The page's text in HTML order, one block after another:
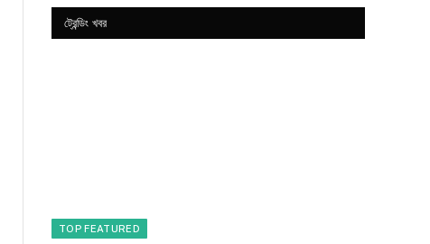
ট্রেন্ডিং খবর
TOP FEATURED